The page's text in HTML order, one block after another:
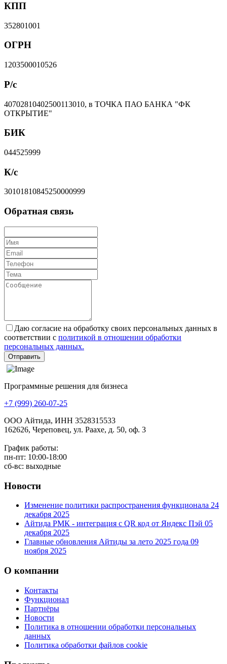
КПП
352801001
ОГРН
1203500010526
Р/с
40702810402500113010, в ТОЧКА ПАО БАНКА "ФК
ОТКРЫТИЕ"
БИК
044525999
К/с
30101810845250000999
Обратная связь
Даю согласие на обработку своих персональных данных в
соответствии с политикой в отношении обработки
персональных данных.
Отправить
Программные решения для бизнеса
+7 (999) 260-07-25
ООО Айтида, ИНН 3528315533
162626, Череповец, ул. Раахе, д. 50, оф. 3
График работы:
пн-пт: 10:00-18:00
сб-вс: выходные
Новости
Изменение политики распространения функционала 24
декабря 2025
Айтида РМК - интеграция с QR код от Яндекс Пэй 05
декабря 2025
Главные обновления Айтиды за лето 2025 года 09
ноября 2025
О компании
Контакты
Функционал
Партнёры
Новости
Политика в отношении обработки персональных
данных
Политика обработки файлов cookie